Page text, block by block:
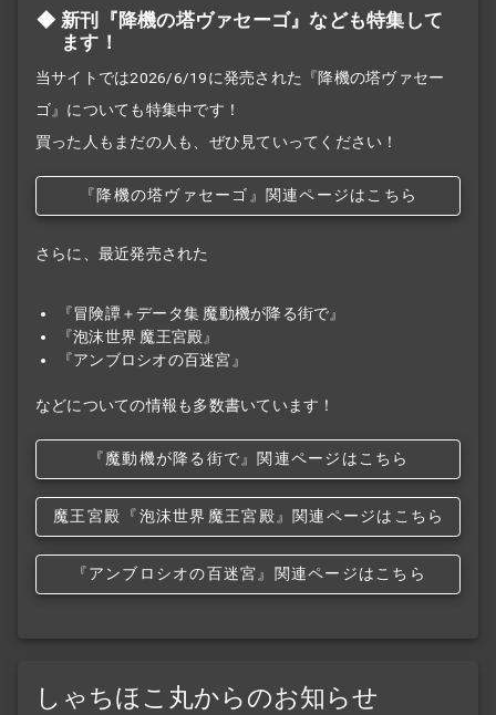
新刊『降機の塔ヴァセーゴ』なども特集して
ます！
当サイトでは2026/6/19に発売された『降機の塔ヴァセー
ゴ』についても特集中です！
買った人もまだの人も、ぜひ見ていってください！
『降機の塔ヴァセーゴ』関連ページはこちら
さらに、最近発売された
『冒険譚＋データ集 魔動機が降る街で』
『泡沫世界 魔王宮殿』
『アンブロシオの百迷宮』
などについての情報も多数書いています！
『魔動機が降る街で』関連ページはこちら
魔王宮殿 『泡沫世界 魔王宮殿』関連ページはこちら
『アンブロシオの百迷宮』関連ページはこちら
しゃちほこ丸からのお知らせ